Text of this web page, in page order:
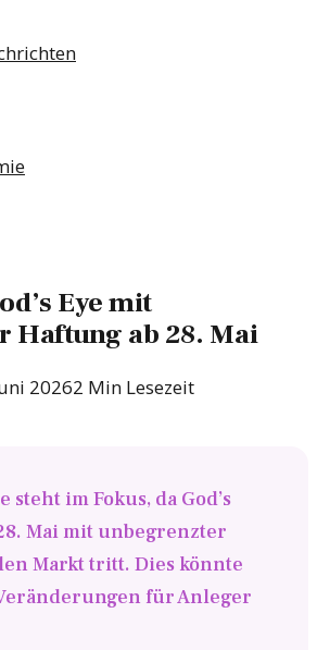
Eye mit
Haftung ab 28. Mai
20262 Min Lesezeit
steht im Fokus, da God’s
Mai mit unbegrenzter
Markt tritt. Dies könnte
für Anleger